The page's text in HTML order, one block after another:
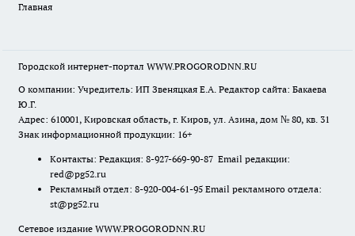
Главная
Городской интернет-портал WWW.PROGORODNN.RU
О компании: Учредитель: ИП Звеняцкая Е.А. Редактор сайта: Бакаева
Ю.Г.
Адрес: 610001, Кировская область, г. Киров, ул. Азина, дом № 80, кв. 31
Знак информационной продукции: 16+
Контакты: Редакция: 8-927-669-90-87 Email редакции:
red@pg52.ru
Рекламный отдел: 8-920-004-61-95 Email рекламного отдела:
st@pg52.ru
Сетевое издание WWW.PROGORODNN.RU